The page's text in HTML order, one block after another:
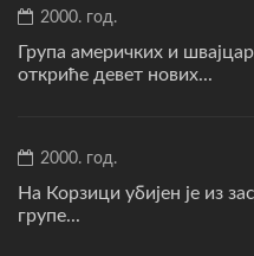
2000. год.
Група америчких и
откриће девет нових...
2000. год.
На Корзици убијен је из
групе...